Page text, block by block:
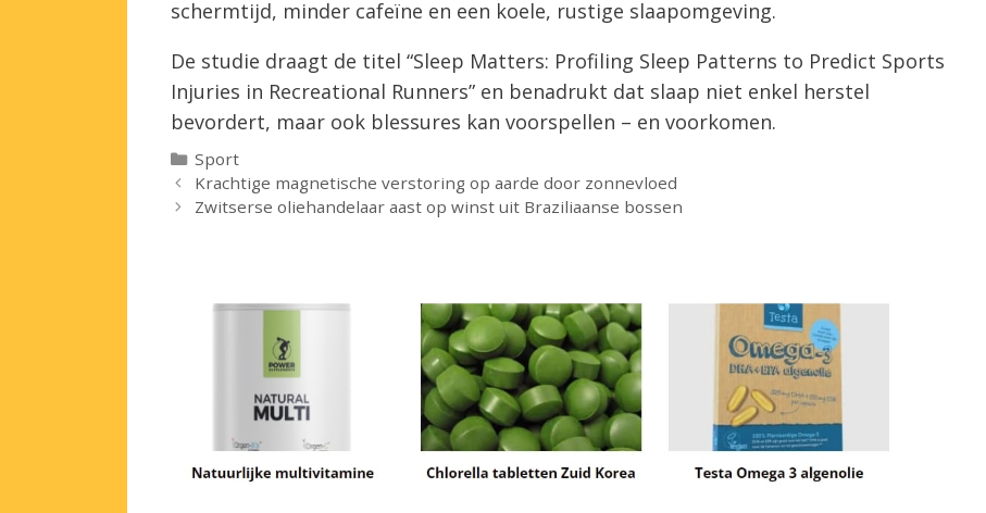
schermtijd, minder cafeïne en een koele, rustige slaapomgeving.
De studie draagt de titel “Sleep Matters: Profiling Sleep Patterns to Predict Sports
Injuries in Recreational Runners” en benadrukt dat slaap niet enkel herstel
bevordert, maar ook blessures kan voorspellen – en voorkomen.
Categorieën
Sport
Krachtige magnetische verstoring op aarde door zonnevloed
Zwitserse oliehandelaar aast op winst uit Braziliaanse bossen